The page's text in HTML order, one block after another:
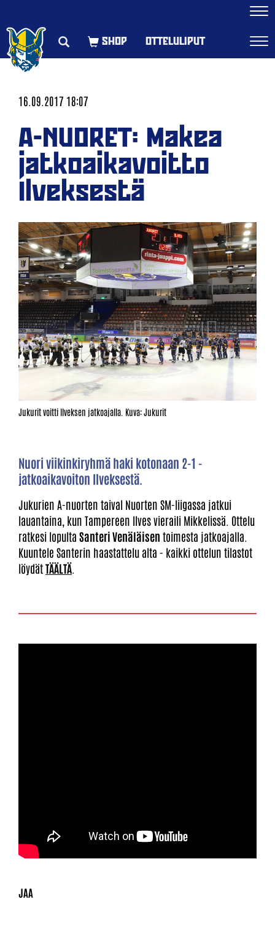
OTTELULIPUT
16.09.2017 18:07
A-NUORET: Makea
jatkoaikavoitto
Ilveksestä
Jukurit voitti Ilveksen jatkoajalla. Kuva: Jukurit
Nuori viikinkiryhmä haki kotonaan 2-1 -
jatkoaikavoiton Ilveksestä.
Jukurien A-nuorten taival Nuorten SM-liigassa jatkui
lauantaina, kun Tampereen Ilves vieraili Mikkelissä. Ottelu
ratkesi lopulta Santeri Venäläisen toimesta jatkoajalla.
Kuuntele Santerin haastattelu alta - kaikki ottelun tilastot
löydätTÄÄLTÄ